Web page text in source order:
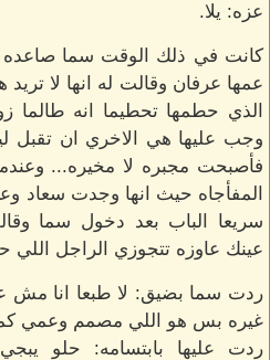
عزه: يلا.
كانت في ذلك الوقت سما صاعده
عمها عرفان وقالت له انها لا تريد
الذي حطمها تحطيما انه طالما
وجب عليها هي الاخري ان تقبل
فأصبحت مجبره لا مخيره...
المفأجاه حيث انها وجدت سعاد
سريعا الباب بعد دخول سما
عينك عاوزه تتجوزي الراجل اللي
ردت سما بضيق: لا طبعا انا مش
غيره بس هو اللي مصمم وعمي
ردت عليها بابتسامه: حلو